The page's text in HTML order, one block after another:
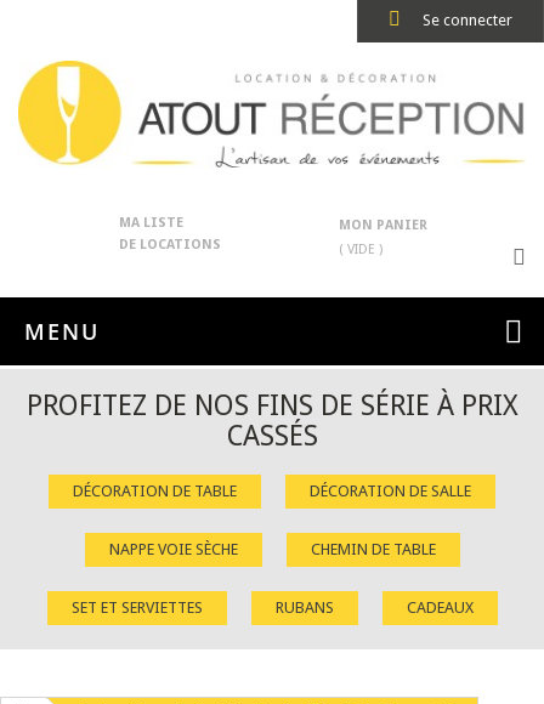
Se connecter
MA LISTE
DE LOCATIONS
MON PANIER
( VIDE )
MENU
PROFITEZ DE NOS FINS DE SÉRIE À PRIX
CASSÉS
DÉCORATION DE TABLE DÉCORATION DE SALLE
NAPPE VOIE SÈCHE CHEMIN DE TABLE
SET ET SERVIETTES RUBANS CADEAUX